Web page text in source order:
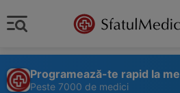
Programează-te rapid la
Peste 7000 de medici